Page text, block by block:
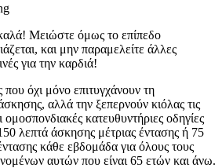
Μειώστε όμως το επίπεδο
και μην παραμελείτε άλλες
για την καρδιά!
όχι μόνο επιτυγχάνουν τη
αλλά την ξεπερνούν κιόλας τις
κατευθυντήριες οδηγίες
λεπτά άσκησης μέτριας έντασης ή 75
κάθε εβδομάδα για όλους τους
αυτών που είναι 65 ετών και άνω.